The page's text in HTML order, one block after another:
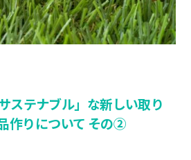
ステナブル」な新しい取り
作りについて その②